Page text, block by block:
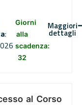
:
Giorni
alla
scadenza:
32
Maggiori
dettagli
al Corso